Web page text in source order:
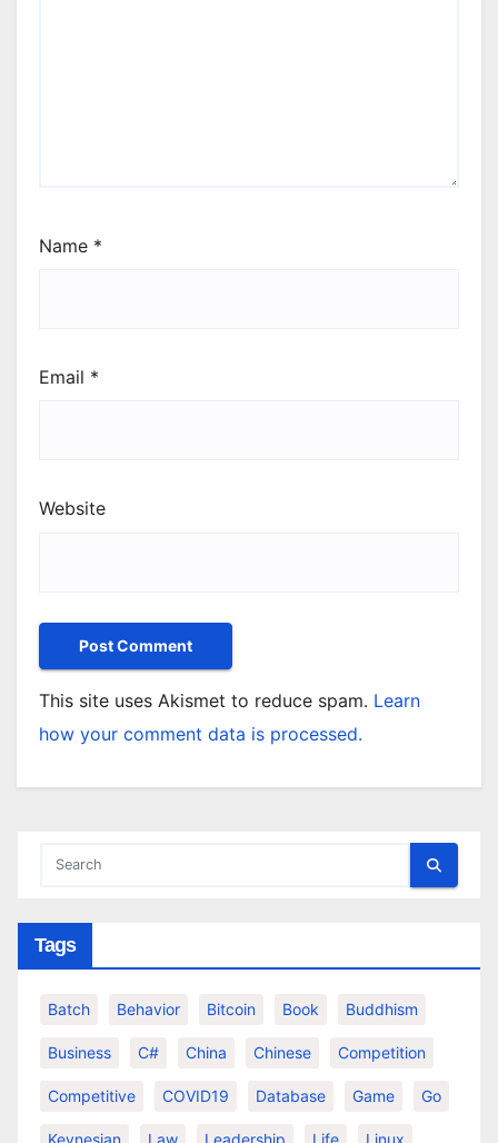
Name *
Email *
Website
This site uses Akismet to reduce spam. Learn
how your comment data is processed.
Tags
Batch Behavior Bitcoin Book Buddhism
Business C# China Chinese Competition
Competitive COVID19 Database Game Go